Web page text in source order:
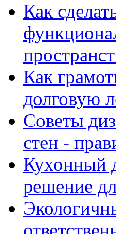
Как
Как
долговую
Советы
стен -
Кухонный
решение